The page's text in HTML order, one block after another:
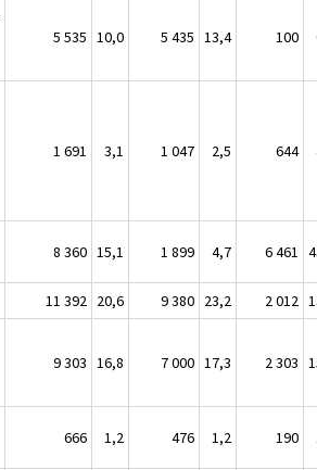
5 535 10,0 5 435 13,4 100
1 691 3,1 1 047 2,5 644
8 360 15,1 1 899 4,7 6 461
11 392 20,6 9 380 23,2 2 012
9 303 16,8 7 000 17,3 2 303
666 1,2 476 1,2 190